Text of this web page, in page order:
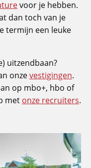
voor je hebben.
dan toch van je
termijn een leuke
uitzendbaan?
onzevestigingen.
op mbo+, hbo of
met onze recruiters.